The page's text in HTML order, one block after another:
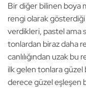
Bir diğer bilinen boya
rengi olarak
verdikleri, pastel ama
tonlardan biraz daha
canlılığından uzak bu
ilk gelen tonlara
derece güzel eşleşen